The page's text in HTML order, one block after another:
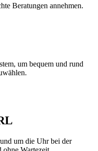
Beratungen annehmen.
um bequem und rund
um die Uhr bei der